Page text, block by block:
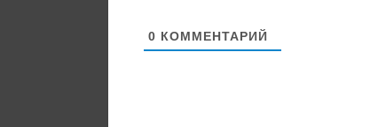
0 КОММЕНТАРИЙ